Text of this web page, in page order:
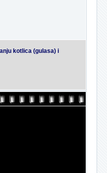
kotlica (gulasa) i